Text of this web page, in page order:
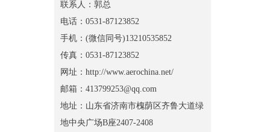
联系人：郭总
电话：0531-87123852
手机：(微信同号)13210535852
传真：0531-87123852
网址：http://www.aerochina.net/
邮箱：413799253@qq.com
地址：山东省济南市槐荫区齐鲁大道绿
地中央广场B座2407-2408